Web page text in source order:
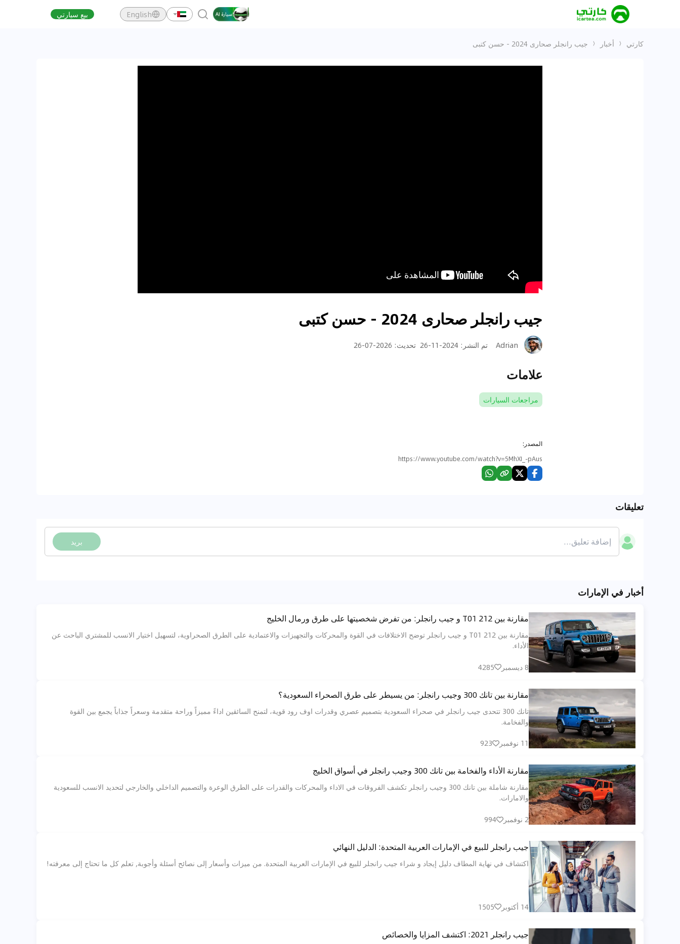
English بيع سيارتي
كارتي أخبار جيب رانجلر صحارى 2024 -‏ حسن كتبى
جيب رانجلر صحارى 2024 -‏ حسن كتبى
Adrian تم النشر :
2024-11-26 تحديث:
2026-07-26
علامات
مراجعات السيارات
المصدر:
https://www.youtube.com/watch?v=5MhXI -pAus
تعليقات
بريد
أخبار في الإمارات
مقارنة بين 212 T01 و جيب رانجلر: من تفرض شخصيتها على طرق ورمال الخليج
مقارنة بين 212 T01 و جيب رانجلر توضح الاختلافات في القوة والمحركات والتجهيزات والاعتمادية على الطرق الصحراوية، لتسهيل اختيار الانسب للمشتري الباحث عن
الأداء.
8 ديسمبر
4285
مقارنة بين تانك 300 وجيب رانجلر: من يسيطر على طرق الصحراء السعودية؟
تانك 300 تتحدى جيب رانجلر في صحراء السعودية بتصميم عصري وقدرات اوف رود قوية، لتمنح السائقين اداءً مميزاً وراحة متقدمة وسعراً جذاباً يجمع بين القوة
والفخامة.
11 نوفمبر
923
مقارنة الأداء والفخامة بين تانك 300 وجيب رانجلر في أسواق الخليج
مقارنة شاملة بين تانك 300 وجيب رانجلر تكشف الفروقات في الاداء والمحركات والقدرات على الطرق الوعرة والتصميم الداخلي والخارجي لتحديد الانسب للسعودية
والامارات.
2 نوفمبر
994
جيب رانجلر للبيع في الإمارات العربية المتحدة: الدليل النهائي
اكتشاف في نهاية المطاف دليل إيجاد و شراء جيب رانجلر للبيع في الإمارات العربية المتحدة. من ميزات وأسعار إلى نصائح أسئلة وأجوبة, تعلم كل ما تحتاج إلى معرفته!
14 أكتوبر 1505
جيب رانجلر 2021: اكتشف المزايا والخصائص